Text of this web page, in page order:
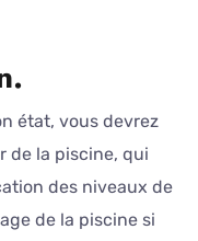
état, vous devrez
de la piscine, qui
des niveaux de
de la piscine si